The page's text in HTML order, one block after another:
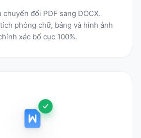
chuyển đổi PDF sang DOCX.
phông chữ, bảng và hình ảnh
xác bố cục 100%.